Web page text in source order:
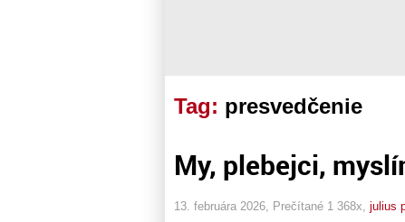
Tag: presvedčenie
My, plebejci,
13. februára 2026, Prečítané 1 368x, julius